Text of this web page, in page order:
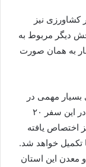
کشاورزی نیز
دیگر مربوط به
به همان صورت
بسیار مهمی در
طرح تحول سلامت برداشته است، تصریح کرد: در این سفر ۲۰
اختصاص یافته
تکمیل خواهد شد.
و معدن این استان